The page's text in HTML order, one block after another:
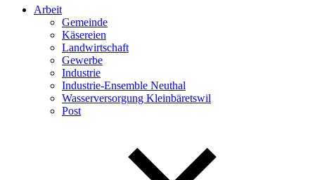
Arbeit
Gemeinde
Käsereien
Landwirtschaft
Gewerbe
Industrie
Industrie-Ensemble Neuthal
Wasserversorgung Kleinbäretswil
Post